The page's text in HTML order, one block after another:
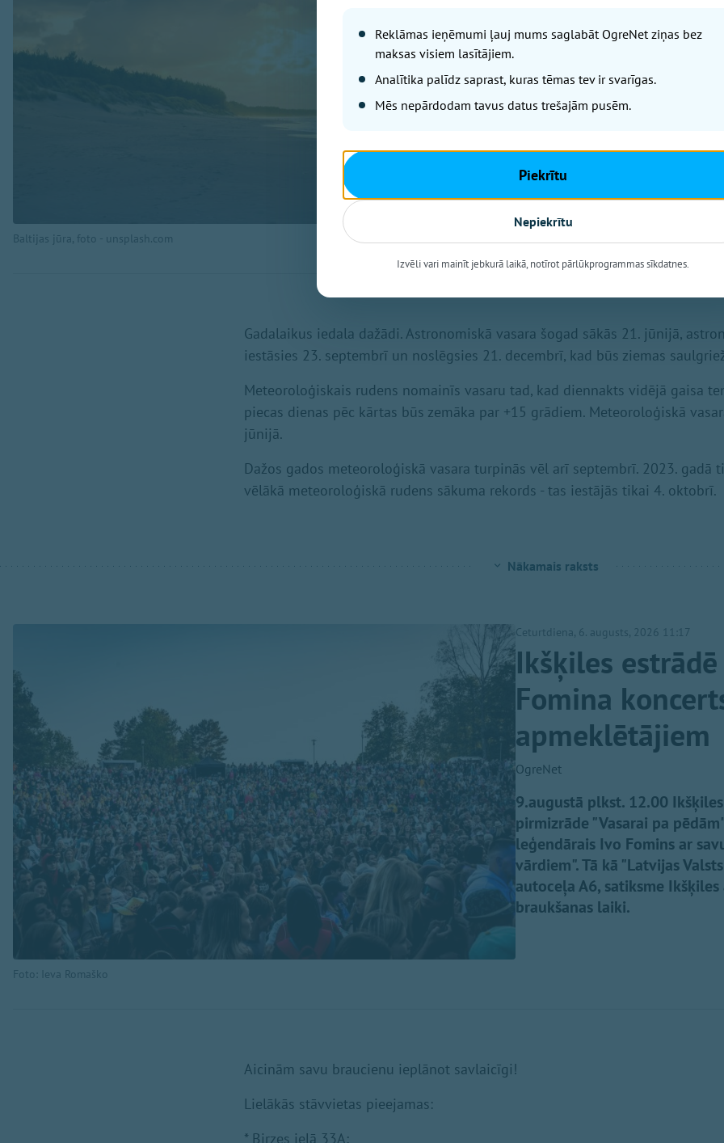
Baltijas jūra, foto - unsplash.com
Latvijā noslēdzies gada
gaišākais ceturksnis jeb
savukārt tumšākie trīs
Gadalaikus iedala dažādi. Astronomiskā vasara šogad sākās 21. jūnijā,
iestāsies 23. septembrī un noslēgsies 21. decembrī, kad būs ziemas
Meteoroloģiskais rudens nomainīs vasaru tad, kad diennakts vidējā gaisa
piecas dienas pēc kārtas būs zemāka par +15 grādiem. Meteoroloģiskā
jūnijā.
Dažos gados meteoroloģiskā vasara turpinās vēl arī septembrī. 2023. gadā
vēlākā meteoroloģiskā rudens sākuma rekords - tas iestājās tikai 4. oktobrī.
Nākamais raksts
Foto: Ieva Romaško
Ceturtdiena, 6. augusts, 2026 11:17
Ikšķiles
Fomina
apmeklētājiem
OgreNet
9.augustā plkst. 12.00
pirmizrāde "Vasarai pa
leģendārais Ivo Fomins ar
vārdiem". Tā kā "Latvijas
autoceļa A6, satiksme
braukšanas laiki.
Aicinām savu braucienu ieplānot savlaicīgi!
Lielākās stāvvietas pieejamas:
* Birzes ielā 33A;
Reklāmas ieņēmumi ļauj mums saglabāt OgreNet ziņas bez
maksas visiem lasītājiem.
Analītika palīdz saprast, kuras tēmas tev ir svarīgas.
Mēs nepārdodam tavus datus trešajām pusēm.
Piekrītu
Nepiekrītu
Izvēli vari mainīt jebkurā laikā, notīrot pārlūkprogrammas sīkdatnes.